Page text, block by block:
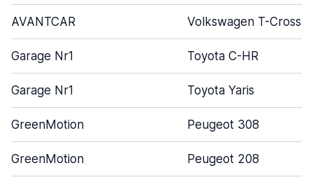
AVANTCAR Volkswagen T-Cross
Garage Nr1 Toyota C-HR
Garage Nr1 Toyota Yaris
GreenMotion Peugeot 308
GreenMotion Peugeot 208